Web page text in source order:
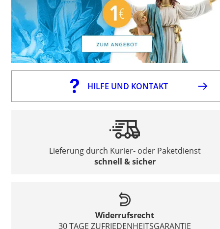
HILFE UND KONTAKT
Lieferung durch Kurier- oder Paketdienst
schnell & sicher
Widerrufsrecht
30 TAGE ZUFRIEDENHEITSGARANTIE